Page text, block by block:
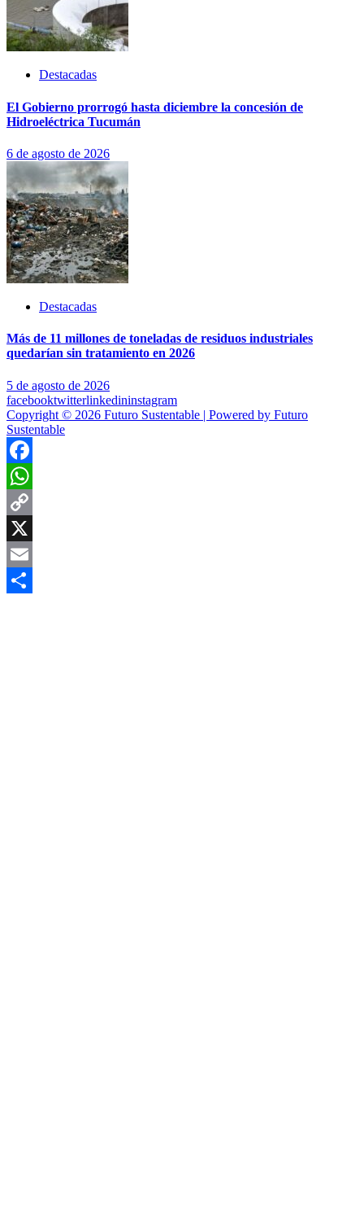
Destacadas
El Gobierno prorrogó hasta diciembre la concesión de
Hidroeléctrica Tucumán
6 de agosto de 2026
Destacadas
Más de 11 millones de toneladas de residuos industriales
quedarían sin tratamiento en 2026
5 de agosto de 2026
facebooktwitterlinkedininstagram
Copyright © 2026 Futuro Sustentable | Powered by Futuro
Sustentable
Facebook
WhatsApp
Copy
Link
X
Email